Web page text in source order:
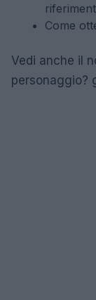
Come
Vedi anche il
personaggio?